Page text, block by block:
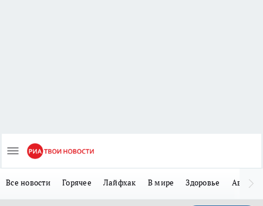
Все новости Горячее Лайфхак В мире Здоровье Авто